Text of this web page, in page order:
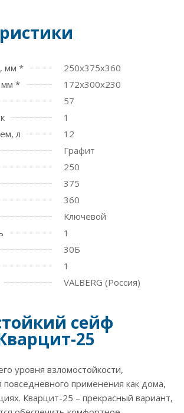
мм *
250x375x360
мм *
172x300x230
57
1
л
12
Графит
250
375
360
Ключевой
1
30Б
1
VALBERG (Россия)
сейф
25
уровня взломостойкости,
применения как дома,
Кварцит-25 – прекрасный вариант,